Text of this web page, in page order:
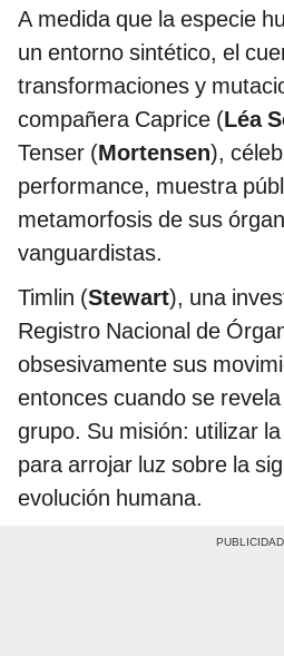
A medida que la especie
un entorno sintético, el
transformaciones y
compañera Caprice (Léa
Tenser (Mortensen),
performance, muestra
metamorfosis de sus
vanguardistas.
Timlin (Stewart), una
Registro Nacional de
obsesivamente sus
entonces cuando se
grupo. Su misión: utilizar
para arrojar luz sobre la
evolución humana.